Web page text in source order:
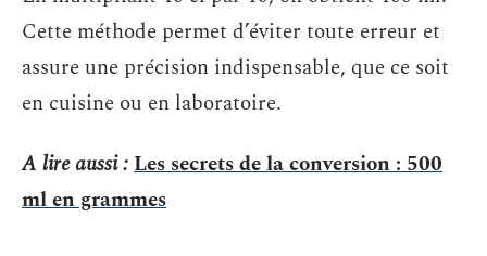
Cette méthode permet d’éviter toute erreur et
assure une précision indispensable, que ce soit
en cuisine ou en laboratoire.
A lire aussi :Les secrets de la conversion : 500
ml en grammes